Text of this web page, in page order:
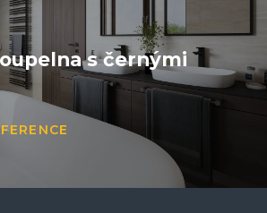
s černými